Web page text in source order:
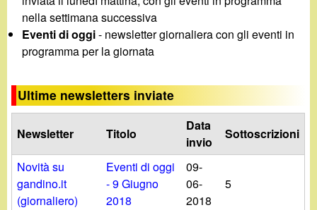
o
i
nella settimana successiva
Eventi di oggi- newsletter giornaliera con gli eventi in
programma per la giornata
Ultime newsletters inviate
Newsletter Titolo
Data
invio
Sottoscrizioni
Novità su
gandino.it
(giornaliero)
Eventi di oggi
- 9 Giugno
2018
09-
06-
2018
5